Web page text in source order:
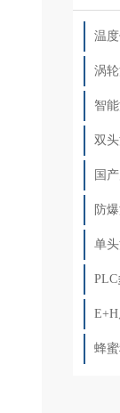
温
涡
智
双
国
防
单
蜂